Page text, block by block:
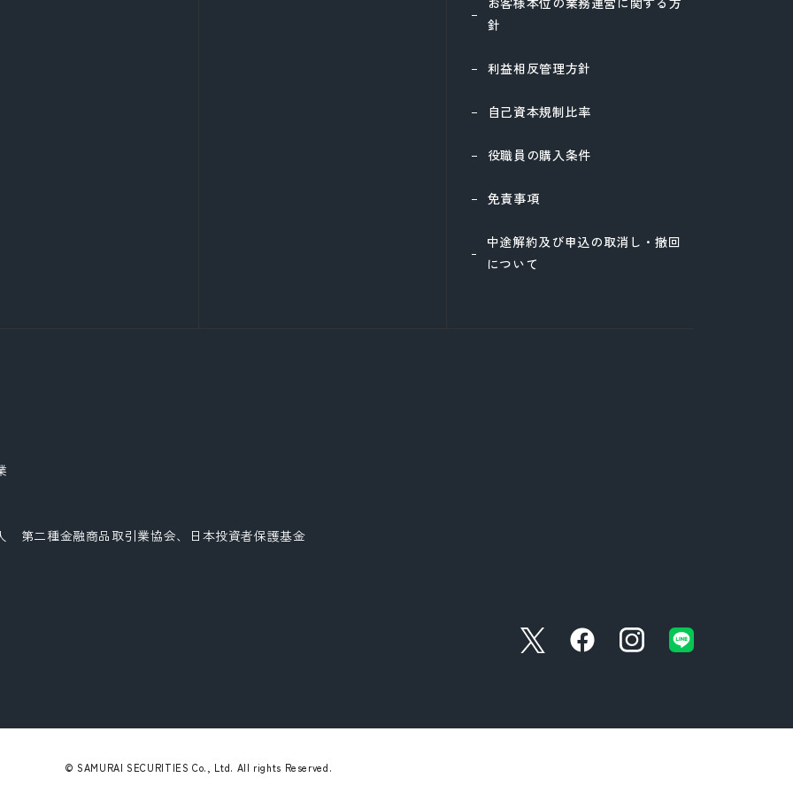
針
利益相反管理方針
自己資本規制比率
役職員の購入条件
免責事項
中途解約及び申込の取消し・撤回
について
第二種金融商品取引業協会、日本投資者保護基金
© SAMURAI SECURITIES Co., Ltd. All rights Reserved.